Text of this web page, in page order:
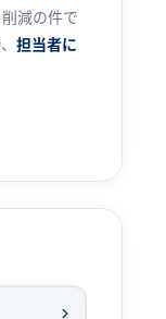
減の件で
担当者に